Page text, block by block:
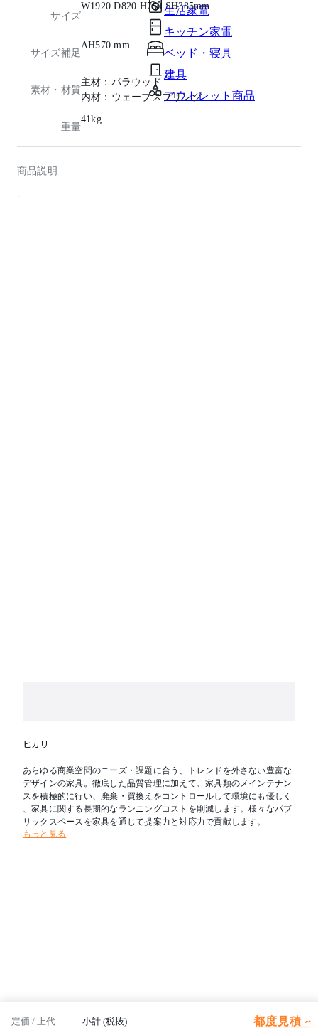
生活家電
キッチン家電
ベッド・寝具
建具
アウトレット商品
サイズ
W1920 D820 H760 SH385mm
サイズ補足
AH570 mm
素材・材質
主材：パラウッド
内材：ウェーブスプリング
重量
41kg
商品説明
-
ヒカリ
あらゆる商業空間のニーズ・課題に合う、トレンドを外さない豊富な
デザインの家具。徹底した品質管理に加えて、家具類のメインテナン
スを積極的に行い、廃棄・買換えをコントロールして環境にも優しく
、家具に関する長期的なランニングコストを削減します。様々なパブ
リックスペースを家具を通じて提案力と対応力で貢献します。
もっと見る
定価 / 上代 小計 (税抜) 都度見積 ~